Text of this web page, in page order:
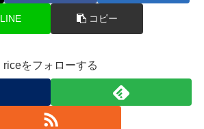
LINE コピー
riceをフォローする